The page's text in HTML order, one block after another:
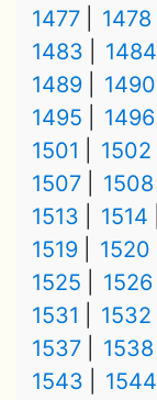
1477
1478
1483
1484
1489
1490
1495
1496
1501
1502
1507
1508
1513
1514
1519
1520
1525
1526
1531
1532
1537
1538
1543
1544